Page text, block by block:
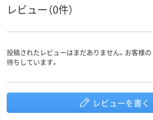
レビュー（0件）
投稿されたレビューはまだありません。お客様
待ちしています。
レビューを書く